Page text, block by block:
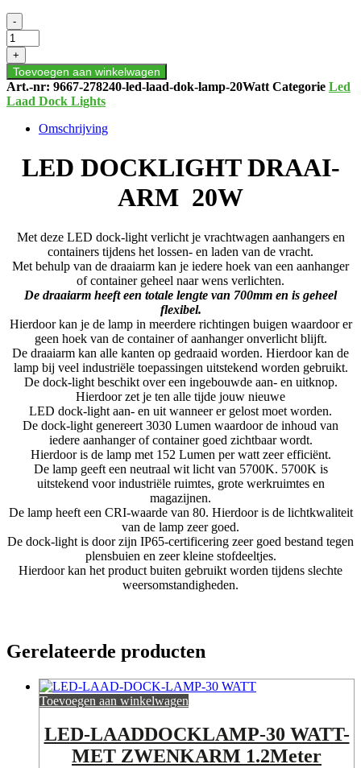
LED
DOCKLIGHT
DRAAI-
ARM
20W
aantal
-
+
Toevoegen aan winkelwagen
Art.-nr: 9667-278240-led-laad-dok-lamp-20Watt Categorie Led
Laad Dock Lights
Omschrijving
LED DOCKLIGHT DRAAI-
ARM 20W
Met deze LED dock-light verlicht je vrachtwagen aanhangers en
containers tijdens het lossen- en laden van de vracht.
Met behulp van de draaiarm kan je iedere hoek van een aanhanger
of container geheel naar wens verlichten.
De draaiarm heeft een totale lengte van 700mm en is geheel
flexibel.
Hierdoor kan je de lamp in meerdere richtingen buigen waardoor er
geen hoek van de container of aanhanger onverlicht blijft.
De draaiarm kan alle kanten op gedraaid worden. Hierdoor kan de
lamp bij veel industriële toepassingen uitstekend worden gebruikt.
De dock-light beschikt over een ingebouwde aan- en uitknop.
Hierdoor zet je ten alle tijde jouw nieuwe
LED dock-light aan- en uit wanneer er gelost moet worden.
De dock-light genereert 3030 Lumen waardoor de inhoud van
iedere aanhanger of container goed zichtbaar wordt.
Hierdoor is de lamp met 152 Lumen per watt zeer efficiënt.
De lamp geeft een neutraal wit licht van 5700K. 5700K is
uitstekend voor industriële ruimtes, grote werkruimtes en
magazijnen.
De lamp heeft een CRI-waarde van 80. Hierdoor is de lichtkwaliteit
van de lamp zeer goed.
De dock-light is door zijn IP65-certificering zeer goed bestand tegen
plensbuien en zeer kleine stofdeeltjes.
Hierdoor kan het product buiten gebruikt worden tijdens slechte
weersomstandigheden.
Gerelateerde producten
Toevoegen aan winkelwagen
LED-LAADDOCKLAMP-30 WATT-
MET ZWENKARM 1.2Meter